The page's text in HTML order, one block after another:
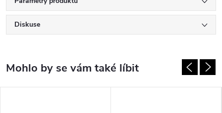
Diskuse